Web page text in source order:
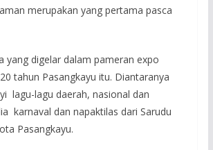
merupakan yang pertama pasca
yang digelar dalam pameran expo
tahun Pasangkayu itu. Diantaranya
lagu-lagu daerah, nasional dan
karnaval dan napaktilas dari Sarudu
Pasangkayu.